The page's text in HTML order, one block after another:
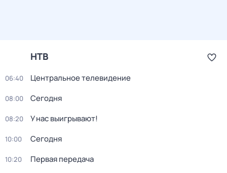
НТВ
06:40 Центральное телевидение
08:00 Сегодня
08:20 У нас выигрывают!
10:00 Сегодня
10:20 Первая передача